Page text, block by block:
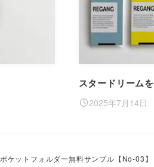
スタードリーム
2025年7月14日
ポケットフォルダー無料サンプル【No-03】